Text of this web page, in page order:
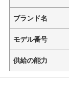
ブランド名
モデル番号
供給の能力